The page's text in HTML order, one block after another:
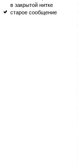
в закрытой нитке
старое сообщение